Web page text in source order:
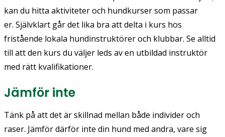
kan du hitta aktiviteter och hundkurser som passar
er. Självklart går det lika bra att delta i kurs hos
fristående lokala hundinstruktörer och klubbar. Se alltid
till att den kurs du väljer leds av en utbildad instruktör
med rätt kvalifikationer.
Jämför inte
Tänk på att det är skillnad mellan både individer och
raser. Jämför därför inte din hund med andra, vare sig